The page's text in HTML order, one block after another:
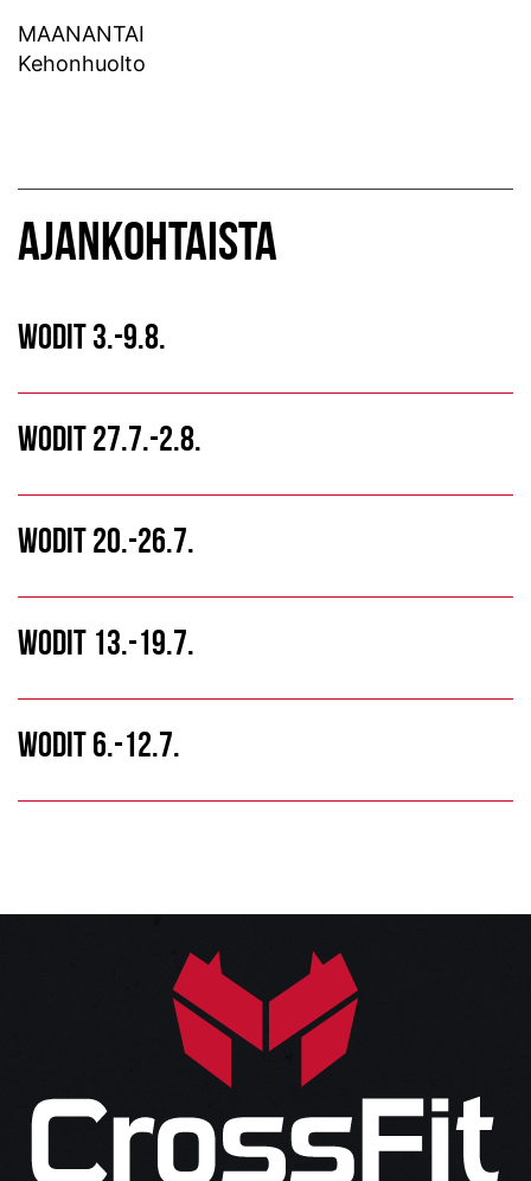
MAANANTAI
Kehonhuolto
AJANKOHTAISTA
WODIT 3.-9.8.
WODIT 27.7.-2.8.
WODIT 20.-26.7.
WODIT 13.-19.7.
WODIT 6.-12.7.